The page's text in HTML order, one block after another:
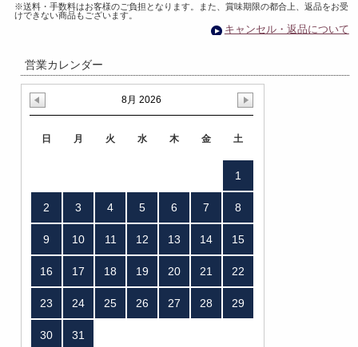
※送料・手数料はお客様のご負担となります。また、賞味期限の都合上、返品をお受
けできない商品もございます。
キャンセル・返品について
営業カレンダー
8月 2026
日 月 火 水 木 金 土
1
2 3 4 5 6 7 8
9 10 11 12 13 14 15
16 17 18 19 20 21 22
23 24 25 26 27 28 29
30 31